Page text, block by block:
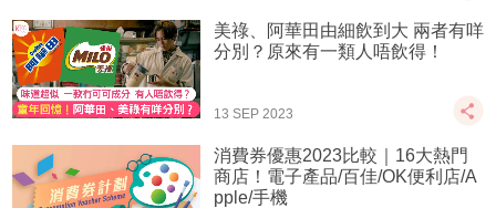
美祿、阿華田由細飲到大 兩者有咩
分別？原來有一類人唔飲得！
13 SEP 2023
消費券優惠2023比較｜16大熱門
商店！電子產品/百佳/OK便利店/A
pple/手機